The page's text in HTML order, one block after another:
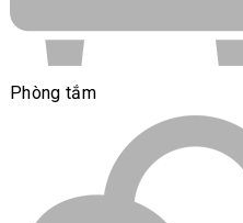
Phòng tắm